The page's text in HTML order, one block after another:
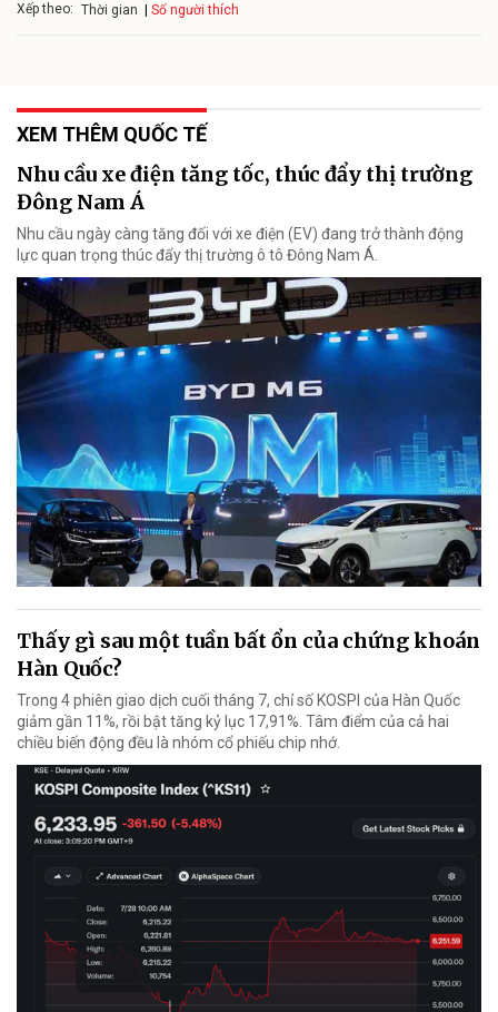
Xếp theo: Thời gian Số người thích
XEM THÊM QUỐC TẾ
Nhu cầu xe điện tăng tốc, thúc đẩy thị trường
Đông Nam Á
Nhu cầu ngày càng tăng đối với xe điện (EV) đang trở thành động
lực quan trọng thúc đẩy thị trường ô tô Đông Nam Á.
Thấy gì sau một tuần bất ổn của chứng khoán
Hàn Quốc?
Trong 4 phiên giao dịch cuối tháng 7, chỉ số KOSPI của Hàn Quốc
giảm gần 11%, rồi bật tăng kỷ lục 17,91%. Tâm điểm của cả hai
chiều biến động đều là nhóm cổ phiếu chip nhớ.